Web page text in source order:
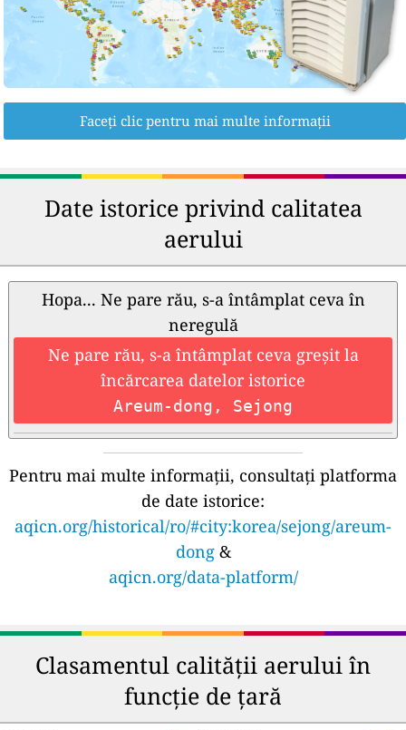
Faceți clic pentru mai multe informații
Date istorice privind calitatea
aerului
Hopa... Ne pare rău, s-a întâmplat ceva în
neregulă
Ne pare rău, s-a întâmplat ceva greșit la
încărcarea datelor istorice
Areum-dong, Sejong
Pentru mai multe informații, consultați platforma
de date istorice:
aqicn.org/historical/ro/#city:korea/sejong/areum-
dong&
aqicn.org/data-platform/
Clasamentul calității aerului în
funcție de țară